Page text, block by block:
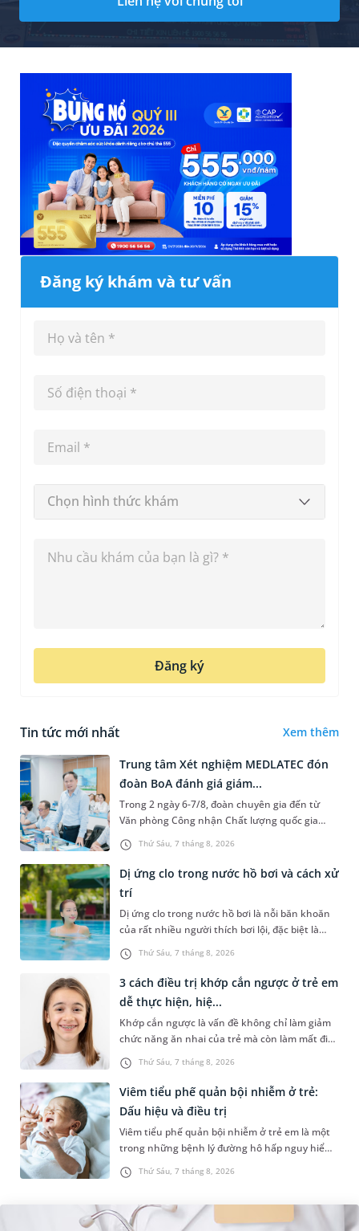
Đăng ký khám và tư vấn
Chọn hình thức khám
Đăng ký
Tin tức mới nhất Xem thêm
Thứ Sáu, 7 tháng 8, 2026
Trung tâm Xét nghiệm MEDLATEC đón
đoàn BoA đánh giá giám...
Trong 2 ngày 6-7/8, đoàn chuyên gia đến từ
Văn phòng Công nhận Chất lượng quốc gia
(BoA) đã ghi nhận và đánh giá cao nỗ lực duy trì
hệ thống quản lý chất lượ...
Thứ Sáu, 7 tháng 8, 2026
Dị ứng clo trong nước hồ bơi và cách xử
trí
Dị ứng clo trong nước hồ bơi là nỗi băn khoăn
của rất nhiều người thích bơi lội, đặc biệt là
những trường hợp thường xuyên bơi ở những
hồ bơi nhân tạo. Bài v...
Thứ Sáu, 7 tháng 8, 2026
3 cách điều trị khớp cắn ngược ở trẻ em
dễ thực hiện, hiệ...
Khớp cắn ngược là vấn đề không chỉ làm giảm
chức năng ăn nhai của trẻ mà còn làm mất đi
sự cân đối của khuôn mặt. Do đó, cần khắc
phục sớm tình trạng này để...
Thứ Sáu, 7 tháng 8, 2026
Viêm tiểu phế quản bội nhiễm ở trẻ:
Dấu hiệu và điều trị
Viêm tiểu phế quản bội nhiễm ở trẻ em là một
trong những bệnh lý đường hô hấp nguy hiểm,
thường bùng phát vào thời điểm giao mùa. Khi
những tổn thương ban đầ...